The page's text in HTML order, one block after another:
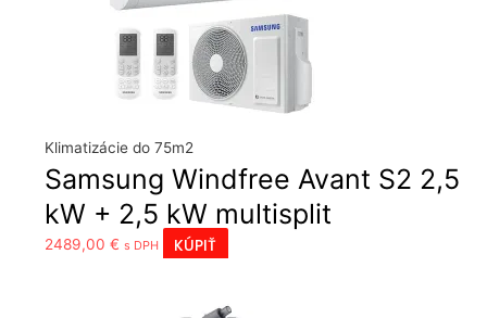
Klimatizácie do 75m2
Samsung Windfree Avant S2 2,5
kW + 2,5 kW multisplit
2489,00€ s DPH KÚPIŤ